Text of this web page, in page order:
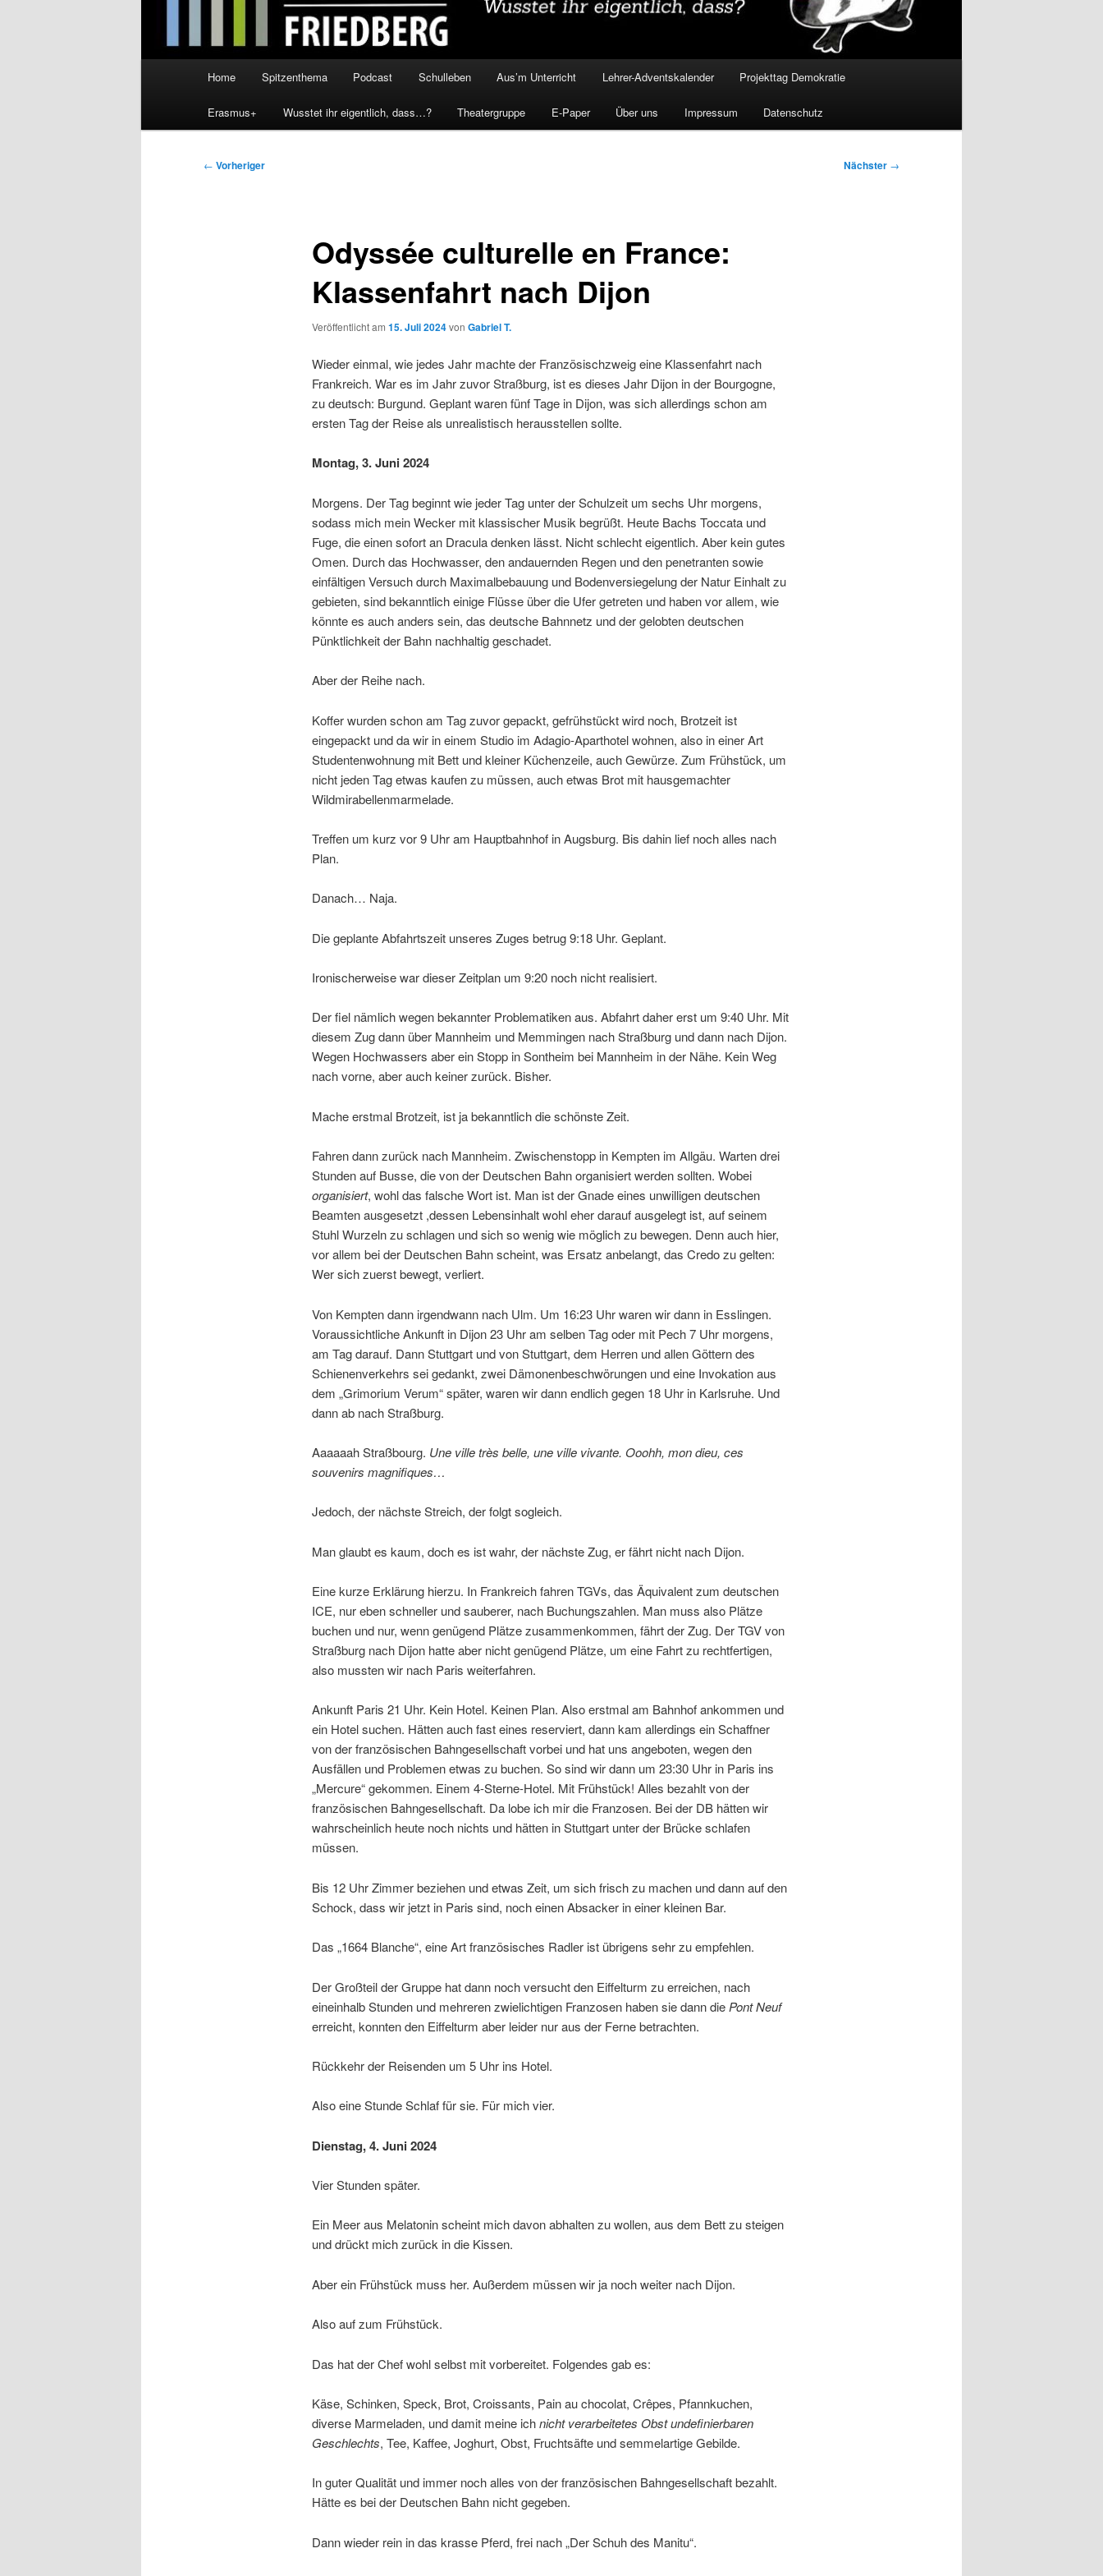
Home Spitzenthema Podcast Schulleben Aus’m Unterricht Lehrer-Adventskalender Projekttag Demokratie
Erasmus+ Wusstet ihr eigentlich, dass…? Theatergruppe E-Paper Über uns Impressum Datenschutz
Beitragsnavigation
← Vorheriger Nächster →
Odyssée culturelle en France:
Klassenfahrt nach Dijon
Veröffentlicht am 15. Juli 2024von Gabriel T.
Wieder einmal, wie jedes Jahr machte der Französischzweig eine Klassenfahrt nach
Frankreich. War es im Jahr zuvor Straßburg, ist es dieses Jahr Dijon in der Bourgogne,
zu deutsch: Burgund. Geplant waren fünf Tage in Dijon, was sich allerdings schon am
ersten Tag der Reise als unrealistisch herausstellen sollte.
Montag, 3. Juni 2024
Morgens. Der Tag beginnt wie jeder Tag unter der Schulzeit um sechs Uhr morgens,
sodass mich mein Wecker mit klassischer Musik begrüßt. Heute Bachs Toccata und
Fuge, die einen sofort an Dracula denken lässt. Nicht schlecht eigentlich. Aber kein gutes
Omen. Durch das Hochwasser, den andauernden Regen und den penetranten sowie
einfältigen Versuch durch Maximalbebauung und Bodenversiegelung der Natur Einhalt zu
gebieten, sind bekanntlich einige Flüsse über die Ufer getreten und haben vor allem, wie
könnte es auch anders sein, das deutsche Bahnnetz und der gelobten deutschen
Pünktlichkeit der Bahn nachhaltig geschadet.
Aber der Reihe nach.
Koffer wurden schon am Tag zuvor gepackt, gefrühstückt wird noch, Brotzeit ist
eingepackt und da wir in einem Studio im Adagio-Aparthotel wohnen, also in einer Art
Studentenwohnung mit Bett und kleiner Küchenzeile, auch Gewürze. Zum Frühstück, um
nicht jeden Tag etwas kaufen zu müssen, auch etwas Brot mit hausgemachter
Wildmirabellenmarmelade.
Treffen um kurz vor 9 Uhr am Hauptbahnhof in Augsburg. Bis dahin lief noch alles nach
Plan.
Danach… Naja.
Die geplante Abfahrtszeit unseres Zuges betrug 9:18 Uhr. Geplant.
Ironischerweise war dieser Zeitplan um 9:20 noch nicht realisiert.
Der fiel nämlich wegen bekannter Problematiken aus. Abfahrt daher erst um 9:40 Uhr. Mit
diesem Zug dann über Mannheim und Memmingen nach Straßburg und dann nach Dijon.
Wegen Hochwassers aber ein Stopp in Sontheim bei Mannheim in der Nähe. Kein Weg
nach vorne, aber auch keiner zurück. Bisher.
Mache erstmal Brotzeit, ist ja bekanntlich die schönste Zeit.
Fahren dann zurück nach Mannheim. Zwischenstopp in Kempten im Allgäu. Warten drei
Stunden auf Busse, die von der Deutschen Bahn organisiert werden sollten. Wobei
organisiert, wohl das falsche Wort ist. Man ist der Gnade eines unwilligen deutschen
Beamten ausgesetzt ,dessen Lebensinhalt wohl eher darauf ausgelegt ist, auf seinem
Stuhl Wurzeln zu schlagen und sich so wenig wie möglich zu bewegen. Denn auch hier,
vor allem bei der Deutschen Bahn scheint, was Ersatz anbelangt, das Credo zu gelten:
Wer sich zuerst bewegt, verliert.
Von Kempten dann irgendwann nach Ulm. Um 16:23 Uhr waren wir dann in Esslingen.
Voraussichtliche Ankunft in Dijon 23 Uhr am selben Tag oder mit Pech 7 Uhr morgens,
am Tag darauf. Dann Stuttgart und von Stuttgart, dem Herren und allen Göttern des
Schienenverkehrs sei gedankt, zwei Dämonenbeschwörungen und eine Invokation aus
dem „Grimorium Verum“ später, waren wir dann endlich gegen 18 Uhr in Karlsruhe. Und
dann ab nach Straßburg.
Aaaaaah Straßbourg. Une ville très belle, une ville vivante. Ooohh, mon dieu, ces
souvenirs magnifiques…
Jedoch, der nächste Streich, der folgt sogleich.
Man glaubt es kaum, doch es ist wahr, der nächste Zug, er fährt nicht nach Dijon.
Eine kurze Erklärung hierzu. In Frankreich fahren TGVs, das Äquivalent zum deutschen
ICE, nur eben schneller und sauberer, nach Buchungszahlen. Man muss also Plätze
buchen und nur, wenn genügend Plätze zusammenkommen, fährt der Zug. Der TGV von
Straßburg nach Dijon hatte aber nicht genügend Plätze, um eine Fahrt zu rechtfertigen,
also mussten wir nach Paris weiterfahren.
Ankunft Paris 21 Uhr. Kein Hotel. Keinen Plan. Also erstmal am Bahnhof ankommen und
ein Hotel suchen. Hätten auch fast eines reserviert, dann kam allerdings ein Schaffner
von der französischen Bahngesellschaft vorbei und hat uns angeboten, wegen den
Ausfällen und Problemen etwas zu buchen. So sind wir dann um 23:30 Uhr in Paris ins
„Mercure“ gekommen. Einem 4-Sterne-Hotel. Mit Frühstück! Alles bezahlt von der
französischen Bahngesellschaft. Da lobe ich mir die Franzosen. Bei der DB hätten wir
wahrscheinlich heute noch nichts und hätten in Stuttgart unter der Brücke schlafen
müssen.
Bis 12 Uhr Zimmer beziehen und etwas Zeit, um sich frisch zu machen und dann auf den
Schock, dass wir jetzt in Paris sind, noch einen Absacker in einer kleinen Bar.
Das „1664 Blanche“, eine Art französisches Radler ist übrigens sehr zu empfehlen.
Der Großteil der Gruppe hat dann noch versucht den Eiffelturm zu erreichen, nach
eineinhalb Stunden und mehreren zwielichtigen Franzosen haben sie dann die Pont Neuf
erreicht, konnten den Eiffelturm aber leider nur aus der Ferne betrachten.
Rückkehr der Reisenden um 5 Uhr ins Hotel.
Also eine Stunde Schlaf für sie. Für mich vier.
Dienstag, 4. Juni 2024
Vier Stunden später.
Ein Meer aus Melatonin scheint mich davon abhalten zu wollen, aus dem Bett zu steigen
und drückt mich zurück in die Kissen.
Aber ein Frühstück muss her. Außerdem müssen wir ja noch weiter nach Dijon.
Also auf zum Frühstück.
Das hat der Chef wohl selbst mit vorbereitet. Folgendes gab es:
Käse, Schinken, Speck, Brot, Croissants, Pain au chocolat, Crêpes, Pfannkuchen,
diverse Marmeladen, und damit meine ichnicht verarbeitetes Obst undefinierbaren
Geschlechts, Tee, Kaffee, Joghurt, Obst, Fruchtsäfte und semmelartige Gebilde.
In guter Qualität und immer noch alles von der französischen Bahngesellschaft bezahlt.
Hätte es bei der Deutschen Bahn nicht gegeben.
Dann wieder rein in das krasse Pferd, frei nach „Der Schuh des Manitu“.